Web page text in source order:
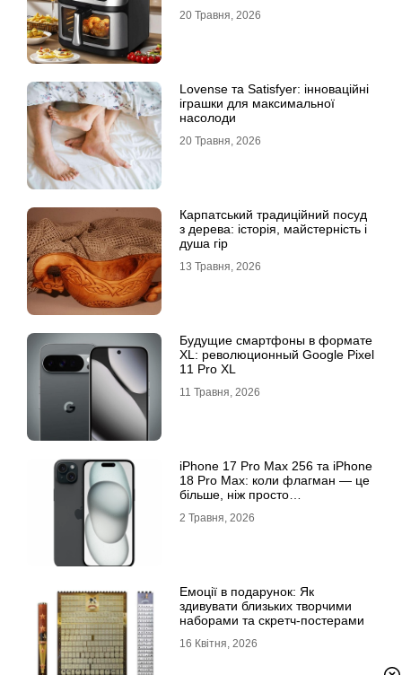
20 Травня, 2026
Lovense та Satisfyer: інноваційні
іграшки для максимальної
насолоди
20 Травня, 2026
Карпатський традиційний посуд
з дерева: історія, майстерність і
душа гір
13 Травня, 2026
Будущие смартфоны в формате
XL: революционный Google Pixel
11 Pro XL
11 Травня, 2026
iРhone 17 Рro Мax 256 та iРhone
18 Рro Мax: коли флагман — це
більше, ніж просто
2 Травня, 2026
Емоції в подарунок: Як
здивувати близьких творчими
наборами та скретч-постерами
16 Квітня, 2026